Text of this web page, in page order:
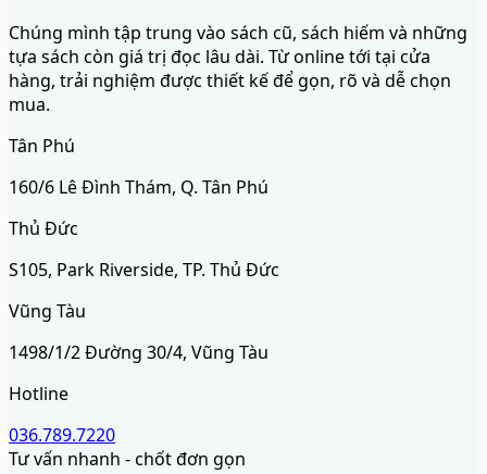
Chúng mình tập trung vào sách cũ, sách hiếm và những
tựa sách còn giá trị đọc lâu dài. Từ online tới tại cửa
hàng, trải nghiệm được thiết kế để gọn, rõ và dễ chọn
mua.
Tân Phú
160/6 Lê Đình Thám, Q. Tân Phú
Thủ Đức
S105, Park Riverside, TP. Thủ Đức
Vũng Tàu
1498/1/2 Đường 30/4, Vũng Tàu
Hotline
036.789.7220
Tư vấn nhanh - chốt đơn gọn